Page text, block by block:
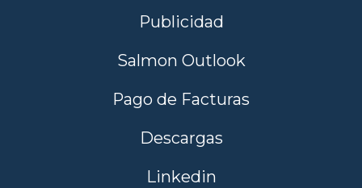
Publicidad
Salmon Outlook
Pago de Facturas
Descargas
Linkedin